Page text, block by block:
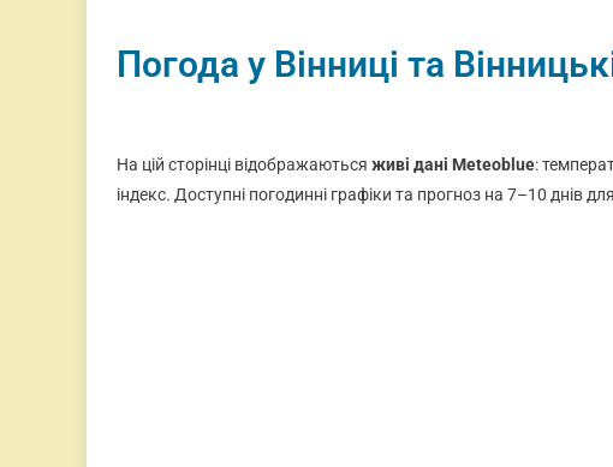
Погода у Вінниці та
На цій сторінці відображаються живі дані Meteoblue:
індекс. Доступні погодинні графіки та прогноз на 7–10 днів